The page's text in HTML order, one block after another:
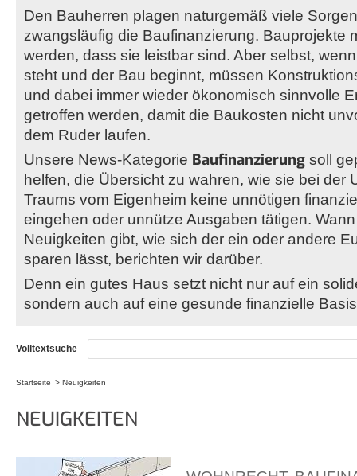
Den Bauherren plagen naturgemäß viele
zwangsläufig die Baufinanzierung. Bauprojekte
werden, dass sie leistbar sind. Aber selbst,
steht und der Bau beginnt, müssen
und dabei immer wieder ökonomisch sinnvolle
getroffen werden, damit die Baukosten nicht
dem Ruder laufen.
Unsere News-Kategorie Baufinanzierung soll
helfen, die Übersicht zu wahren, wie sie bei der
Traums vom Eigenheim keine unnötigen
eingehen oder unnütze Ausgaben tätigen.
Neuigkeiten gibt, wie sich der ein oder andere
sparen lässt, berichten wir darüber.
Denn ein gutes Haus setzt nicht nur auf ein
sondern auch auf eine gesunde finanzielle
Volltextsuche
Startseite Neuigkeiten
NEUIGKEITEN